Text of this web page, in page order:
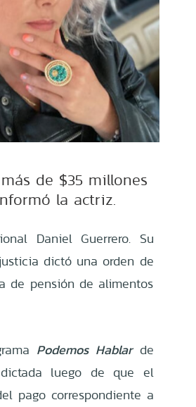
de $35 millones
la actriz.
Daniel Guerrero. Su
dictó una orden de
de pensión de alimentos
Podemos Hablarde
luego de que el
pago correspondiente a